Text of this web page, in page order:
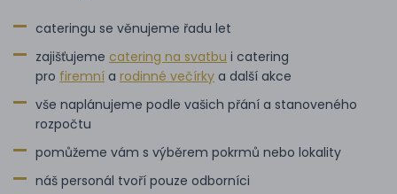
cateringu se věnujeme řadu let
zajišťujeme catering na svatbu i catering
pro firemní a rodinné večírky a další akce
vše naplánujeme podle vašich přání a stanoveného
rozpočtu
pomůžeme vám s výběrem pokrmů nebo lokality
náš personál tvoří pouze odborníci